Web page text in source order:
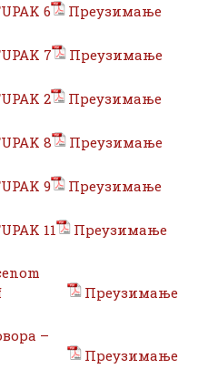
6 Преузимање
7 Преузимање
2 Преузимање
8 Преузимање
9 Преузимање
11 Преузимање
Преузимање
–
Преузимање